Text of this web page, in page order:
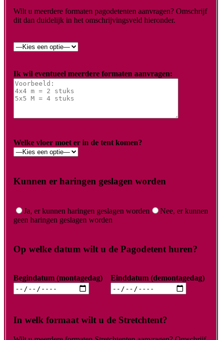
Wilt u meerdere formaten pagodetenten aanvragen? Omschrijf
dit dan duidelijk in het omschrijvingsveld hieronder.
Ik wil eventueel meerdere formaten aanvragen:
Welke vloer moet er in de tent komen?
Kunnen er haringen geslagen worden
Ja, er kunnen haringen geslagen worden
Nee, er kunnen
geen haringen geslagen worden
Op welke datum wilt u de Pagodetent huren?
Begindatum (montagedag) Einddatum (demontagedag)
In welk formaat wilt u de Stretchtent?